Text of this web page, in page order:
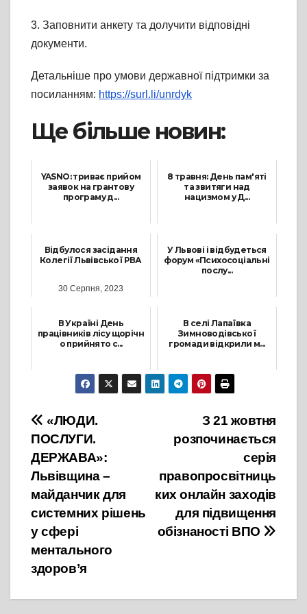
3. Заповнити анкету та долучити відповідні
документи.
Детальніше про умови державної підтримки за
посиланням: https://surl.li/unrdyk
Ще більше новин:
YASNO: триває прийом
заявок на грантову
програму д...
8 травня: День пам'яті
та звитяги над
нацизмом у Д...
Відбулося засідання
Колегії Львівської РВА
30 Серпня, 2023
У Львові і відбудеться
форум «Психосоціальні
послу...
В Україні День
працівників лісу щорічн
о прийнято с...
16 Вересня, 2022
В селі Лапаївка
Зимноводівської
громади відкрили м...
23 Травня, 2025
Навігація
записів
З 21 жовтня
розпочинається
серія
правопросвітниць
ких онлайн заходів
для підвищення
обізнаності ВПО
«ЛЮДИ.
ПОСЛУГИ.
ДЕРЖАВА»:
Львівщина –
майданчик для
системних рішень
у сфері
ментального
здоров’я